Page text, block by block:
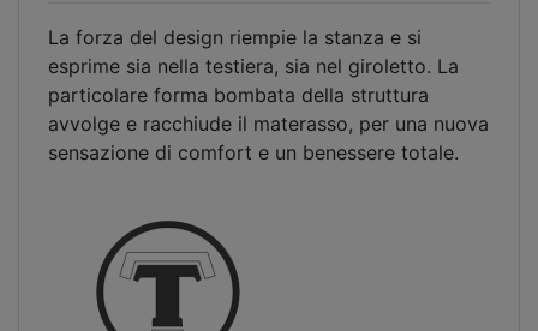
La forza del design riempie la stanza e si
esprime sia nella testiera, sia nel giroletto. La
particolare forma bombata della struttura
avvolge e racchiude il materasso, per una nuova
sensazione di comfort e un benessere totale.